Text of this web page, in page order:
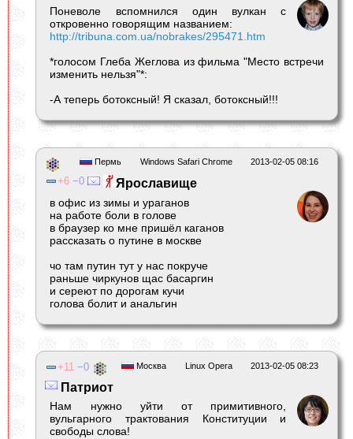
Поневоле вспомнился один вулкан с
откровенно говорящим названием:
http://tribuna.com.ua/nobrakes/295471.htm
*голосом Глеба Жеглова из фильма "Место встречи
изменить нельзя"*:
-А теперь ботоксный! Я сказал, ботоксный!!!
2013-02-05 08:16
Windows Safari Chrome
Пермь
6 0 Ярославище
в офис из зимы и ураганов
на работе боли в голове
в браузер ко мне пришёл каганов
рассказать о путине в москве
чо там путин тут у нас покруче
раньше чиркунов щас басаргин
и сереют по дорогам кучи
голова болит и анальгин
2013-02-05 08:23
Linux Opera
Москва
11 0
Патриот
Нам нужно уйти от примитивного,
вульгарного трактования Конституции и
свободы слова!